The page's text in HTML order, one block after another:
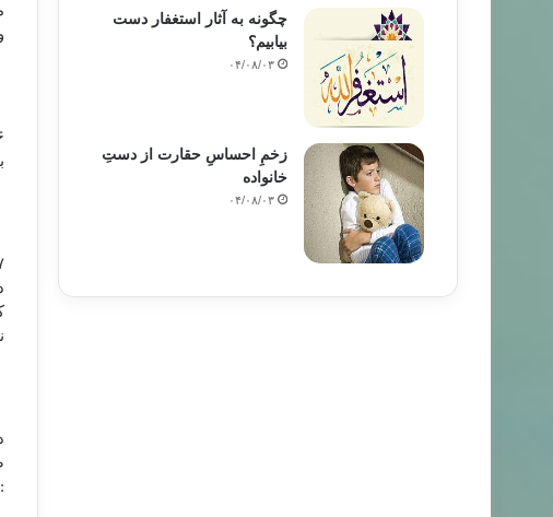
:
چگونه به آثار استغفار دست
بیابیم؟
۰۴/۰۸/۰۳
زخمِ احساسِ حقارت از دستِ
خانواده
۰۴/۰۸/۰۳